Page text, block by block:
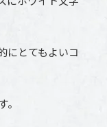
にとてもよいコ